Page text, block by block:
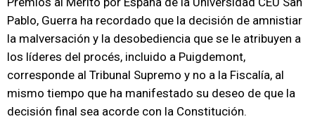
Pablo, Guerra ha recordado que la decisión de amnistiar
la malversación y la desobediencia que se le atribuyen a
los líderes del procés, incluido a Puigdemont,
corresponde al Tribunal Supremo y no a la Fiscalía, al
mismo tiempo que ha manifestado su deseo de que la
decisión final sea acorde con la Constitución.